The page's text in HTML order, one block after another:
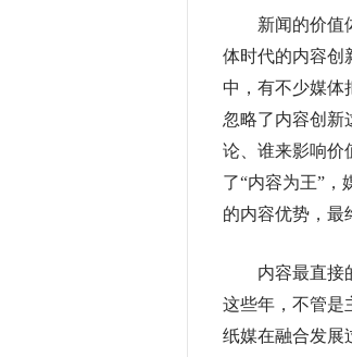
新闻的价值体
体时代的内容创
中，有不少媒体
忽略了内容创新
论、谁来影响价
了“内容为王”
的内容优势，最
内容最直接的
这些年，不管是
纸媒在融合发展